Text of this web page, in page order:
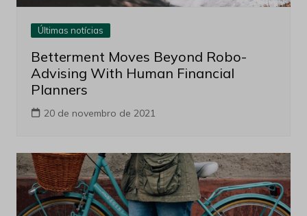
Últimas notícias
Betterment Moves Beyond Robo-
Advising With Human Financial
Planners
20 de novembro de 2021